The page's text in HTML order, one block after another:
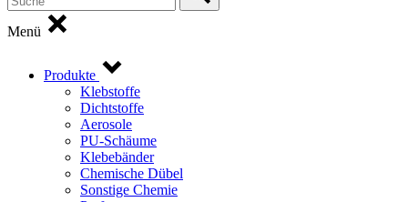
Menü
Produkte
Klebstoffe
Dichtstoffe
Aerosole
PU-Schäume
Klebebänder
Chemische Dübel
Sonstige Chemie